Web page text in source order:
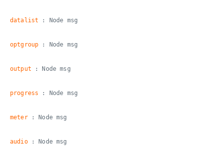
datalist : Node msg
optgroup : Node msg
output : Node msg
progress : Node msg
meter: Node msg
audio: Node msg